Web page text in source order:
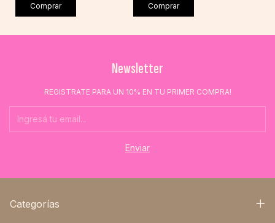
Comprar Comprar
Newsletter
REGISTRATE PARA UN 10% EN TU PRIMER COMPRA!
Categorías